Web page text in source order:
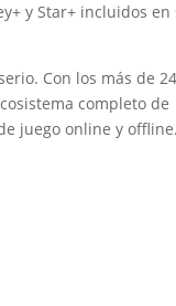
y Star+ incluidos en
Con los más de 24
completo de
juego online y offline.